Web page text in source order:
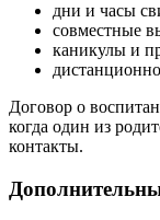
дни и часы
совместные
каникулы и
Договор о
когда один из
контакты.